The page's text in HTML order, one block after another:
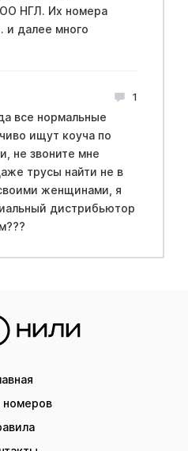
НГЛ. Их номера
1
все нормальные
ищут коуча по
не звоните мне
трусы найти не в
женщинами, я
дистрибьютор